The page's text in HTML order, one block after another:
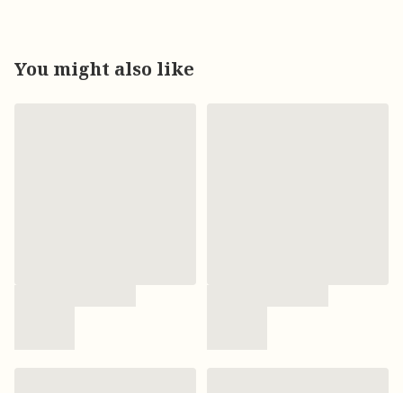
You might also like